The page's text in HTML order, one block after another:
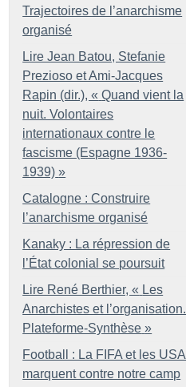
Trajectoires de l’anarchisme
organisé
Lire Jean Batou, Stefanie
Prezioso et Ami-Jacques
Rapin (dir.), « Quand vient la
nuit. Volontaires
internationaux contre le
fascisme (Espagne 1936-
1939) »
Catalogne : Construire
l’anarchisme organisé
Kanaky : La répression de
l’État colonial se poursuit
Lire René Berthier, « Les
Anarchistes et l’organisation.
Plateforme-Synthèse »
Football : La FIFA et les USA
marquent contre notre camp